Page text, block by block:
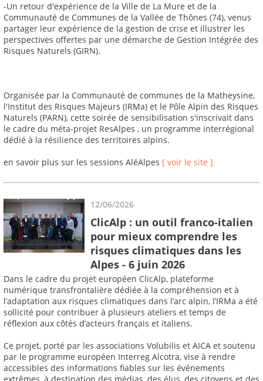
-Un retour d'expérience de la Ville de La Mure et de la
Communauté de Communes de la Vallée de Thônes (74), venus
partager leur expérience de la gestion de crise et illustrer les
perspectives offertes par une démarche de Gestion Intégrée des
Risques Naturels (GIRN).
Organisée par la Communauté de communes de la Matheysine,
l'Institut des Risques Majeurs (IRMa) et le Pôle Alpin des Risques
Naturels (PARN), cette soirée de sensibilisation s'inscrivait dans
le cadre du méta-projet ResAlpes , un programme interrégional
dédié à la résilience des territoires alpins.
en savoir plus sur les sessions AléAlpes [ voir le site ]
12/06/2026
ClicAlp : un outil franco-italien
pour mieux comprendre les
risques climatiques dans les
Alpes - 6 juin 2026
Dans le cadre du projet européen ClicAlp, plateforme
numérique transfrontalière dédiée à la compréhension et à
l’adaptation aux risques climatiques dans l’arc alpin, l’IRMa a été
sollicité pour contribuer à plusieurs ateliers et temps de
réflexion aux côtés d’acteurs français et italiens.
Ce projet, porté par les associations Volubilis et AICA et soutenu
par le programme européen Interreg Alcotra, vise à rendre
accessibles des informations fiables sur les événements